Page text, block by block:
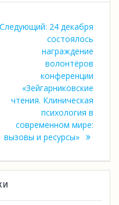
Следующий: Следующая
запись:
24 декабря
состоялось
награждение
волонтёров
конференции
«Зейгарниковские
чтения. Клиническая
психология в
современном мире:
вызовы и ресурсы»